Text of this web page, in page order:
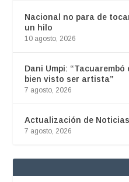
Nacional no para de
un hilo
10 agosto, 2026
Dani Umpi:
bien visto ser artista”
7 agosto, 2026
Actualización de
7 agosto, 2026